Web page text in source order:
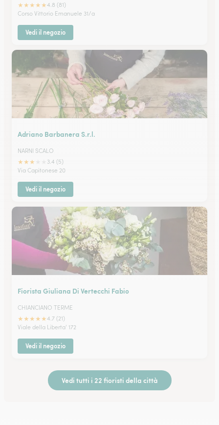
★★★★★4.8 (81)
Corso Vittorio Emanuele 31/a
Vedi il negozio
Adriano Barbanera S.r.l.
NARNI SCALO
★★★
3.4 (5)
Via Capitonese 20
Vedi il negozio
Fiorista Giuliana Di Vertecchi Fabio
CHIANCIANO TERME
★★★★★4.7 (21)
Viale della Liberta' 172
Vedi il negozio
Vedi tutti i 22 fioristi della città